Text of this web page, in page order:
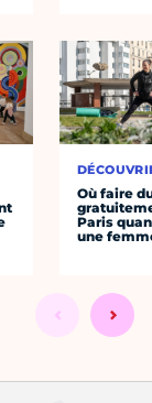
Où faire
Paris
une